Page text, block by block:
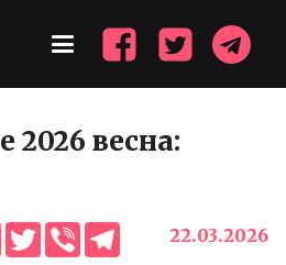
весна:
Facebook
TwitterViber Telegram22.03.2026